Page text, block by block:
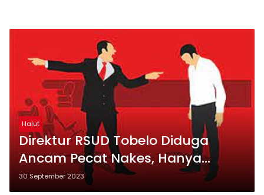
Halut
Direktur RSUD Tobelo Diduga
Ancam Pecat Nakes, Hanya
Dokter Dimanja Meski Salah
30 September 2023